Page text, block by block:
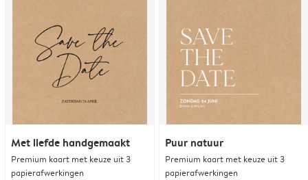
Met liefde handgemaakt
Premium kaart met keuze uit 3
papierafwerkingen
Puur natuur
Premium kaart met keuze uit 3
papierafwerkingen